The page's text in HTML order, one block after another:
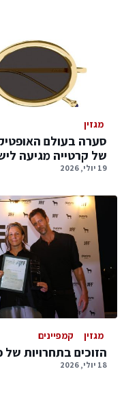
מגזין
סערה בעולם
של קרטייה מגיעה
19 יולי, 2026
מגזין קמפיינים
הזוכים בתחרויות של
18 יולי, 2026